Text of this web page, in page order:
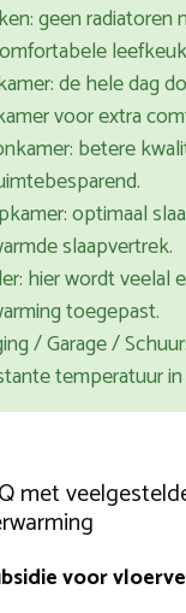
geen radiatoren
de hele dag
voor extra
betere
optimaal
slaapvertrek.
hier wordt veelal
toegepast.
/ Garage /
temperatuur in
met
voor